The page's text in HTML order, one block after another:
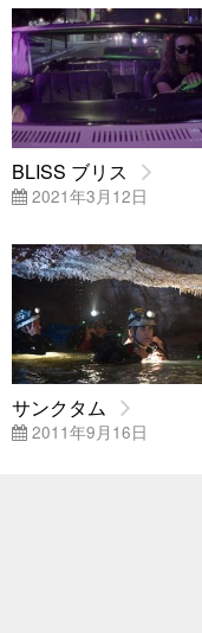
BLISS ブリス
2021年3月12日
サンクタム
2011年9月16日